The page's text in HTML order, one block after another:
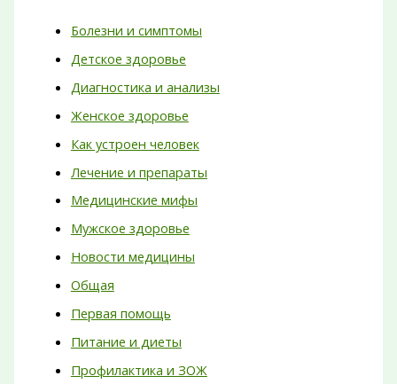
Болезни и симптомы
Детское здоровье
Диагностика и анализы
Женское здоровье
Как устроен человек
Лечение и препараты
Медицинские мифы
Мужское здоровье
Новости медицины
Общая
Первая помощь
Питание и диеты
Профилактика и ЗОЖ